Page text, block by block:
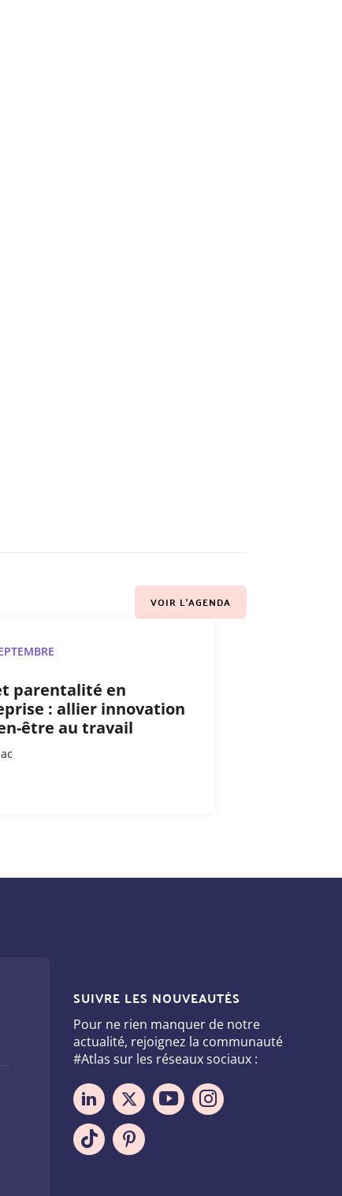
VOIR L'AGENDA
parentalité en
: allier innovation
être au travail
SUIVRE LES NOUVEAUTÉS
Pour ne rien manquer de notre
actualité, rejoignez la communauté
#Atlas sur les réseaux sociaux :